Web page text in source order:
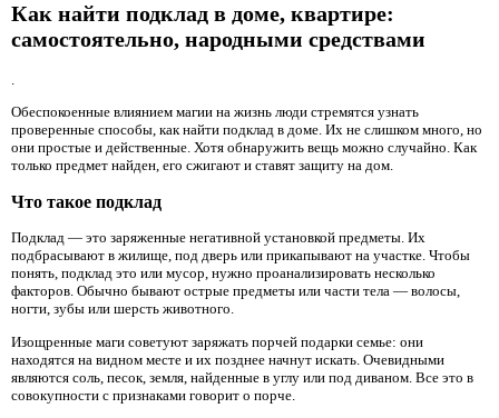
Как найти подклад в доме, квартире:
самостоятельно, народными средствами
Обеспокоенные влиянием магии на жизнь люди стремятся узнать
проверенные способы, как найти подклад в доме. Их не слишком много, но
они простые и действенные. Хотя обнаружить вещь можно случайно. Как
только предмет найден, его сжигают и ставят защиту на дом.
Что такое подклад
Подклад — это заряженные негативной установкой предметы. Их
подбрасывают в жилище, под дверь или прикапывают на участке. Чтобы
понять, подклад это или мусор, нужно проанализировать несколько
факторов. Обычно бывают острые предметы или части тела — волосы,
ногти, зубы или шерсть животного.
Изощренные маги советуют заряжать порчей подарки семье: они
находятся на видном месте и их позднее начнут искать. Очевидными
являются соль, песок, земля, найденные в углу или под диваном. Все это в
совокупности с признаками говорит о порче.